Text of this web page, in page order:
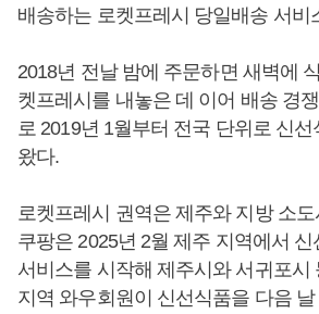
배송하는 로켓프레시 당일배송 서비
2018년 전날 밤에 주문하면 새벽에
켓프레시를 내놓은 데 이어 배송 경
로 2019년 1월부터 전국 단위로 신
왔다.
로켓프레시 권역은 제주와 지방 소
쿠팡은 2025년 2월 제주 지역에서
서비스를 시작해 제주시와 서귀포시
지역 와우회원이 신선식품을 다음